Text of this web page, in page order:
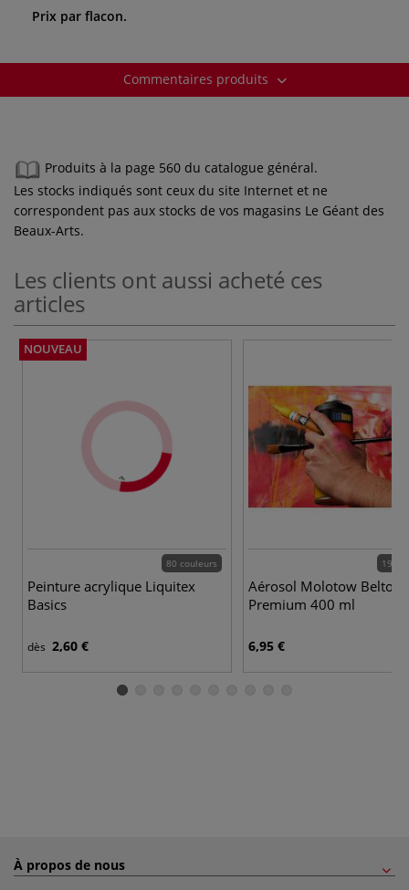
Prix par flacon.
Commentaires produits
Produits à la page 560 du catalogue général.
Les stocks indiqués sont ceux du site Internet et ne
correspondent pas aux stocks de vos magasins Le Géant des
Beaux-Arts.
Les clients ont aussi acheté ces
articles
NOUVEAU
80 couleurs
Peinture acrylique Liquitex
Basics
dès 2,60 €
190
Aérosol Molotow Belton
Premium 400 ml
6,95 €
À propos de nous